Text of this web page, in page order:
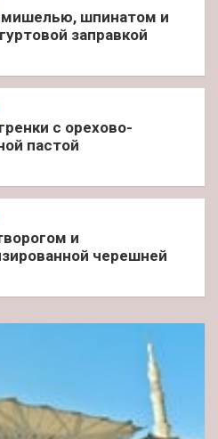
шпинатом и
заправкой
с орехово-
пастой
и
черешней